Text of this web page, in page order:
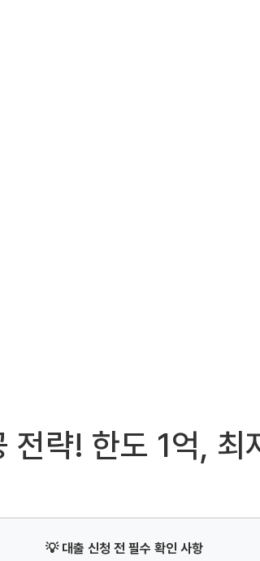
전략! 한도 1억, 최
💡 대출 신청 전 필수 확인 사항